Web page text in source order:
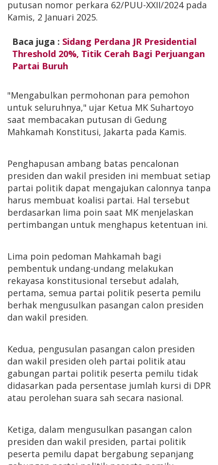
putusan nomor perkara 62/PUU-XXII/2024 pada
Kamis, 2 Januari 2025.
Baca juga : Sidang Perdana JR Presidential
Threshold 20%, Titik Cerah Bagi Perjuangan
Partai Buruh
"Mengabulkan permohonan para pemohon
untuk seluruhnya," ujar Ketua MK Suhartoyo
saat membacakan putusan di Gedung
Mahkamah Konstitusi, Jakarta pada Kamis.
Penghapusan ambang batas pencalonan
presiden dan wakil presiden ini membuat setiap
partai politik dapat mengajukan calonnya tanpa
harus membuat koalisi partai. Hal tersebut
berdasarkan lima poin saat MK menjelaskan
pertimbangan untuk menghapus ketentuan ini.
Lima poin pedoman Mahkamah bagi
pembentuk undang-undang melakukan
rekayasa konstitusional tersebut adalah,
pertama, semua partai politik peserta pemilu
berhak mengusulkan pasangan calon presiden
dan wakil presiden.
Kedua, pengusulan pasangan calon presiden
dan wakil presiden oleh partai politik atau
gabungan partai politik peserta pemilu tidak
didasarkan pada persentase jumlah kursi di DPR
atau perolehan suara sah secara nasional.
Ketiga, dalam mengusulkan pasangan calon
presiden dan wakil presiden, partai politik
peserta pemilu dapat bergabung sepanjang